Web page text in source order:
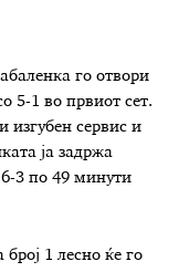
го отвори
5-1 во првиот сет.
изгубен сервис и
ја задржа
6-3 по 49 минути
1 лесно ќе го